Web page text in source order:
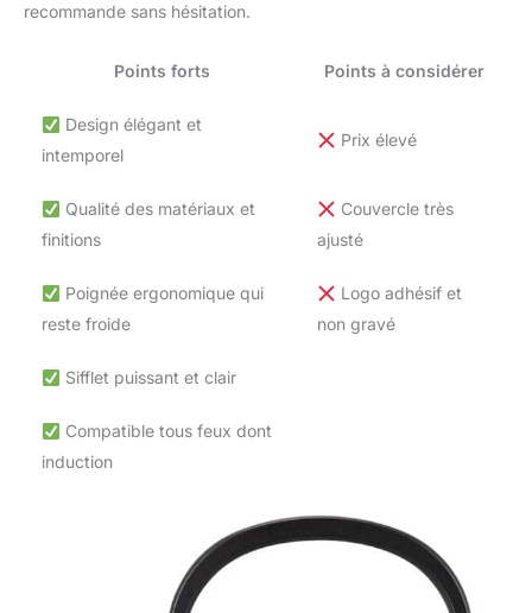
recommande sans hésitation.
Points forts Points à considérer
Design élégant et
intemporel
Prix élevé
Qualité des matériaux et
finitions
Couvercle très
ajusté
Poignée ergonomique qui
reste froide
Logo adhésif et
non gravé
Sifflet puissant et clair
Compatible tous feux dont
induction